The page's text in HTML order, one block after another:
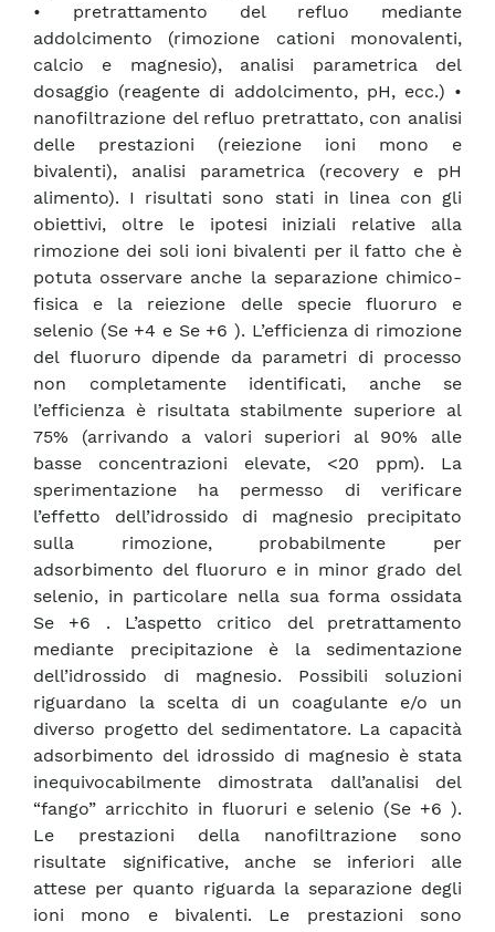
• pretrattamento del refluo mediante
addolcimento (rimozione cationi monovalenti,
calcio e magnesio), analisi parametrica del
dosaggio (reagente di addolcimento, pH, ecc.) •
nanofiltrazione del refluo pretrattato, con analisi
delle prestazioni (reiezione ioni mono e
bivalenti), analisi parametrica (recovery e pH
alimento). I risultati sono stati in linea con gli
obiettivi, oltre le ipotesi iniziali relative alla
rimozione dei soli ioni bivalenti per il fatto che è
potuta osservare anche la separazione chimico-
fisica e la reiezione delle specie fluoruro e
selenio (Se +4 e Se +6 ). L’efficienza di rimozione
del fluoruro dipende da parametri di processo
non completamente identificati, anche se
l’efficienza è risultata stabilmente superiore al
75% (arrivando a valori superiori al 90% alle
basse concentrazioni elevate, <20 ppm). La
sperimentazione ha permesso di verificare
l’effetto dell’idrossido di magnesio precipitato
sulla rimozione, probabilmente per
adsorbimento del fluoruro e in minor grado del
selenio, in particolare nella sua forma ossidata
Se +6 . L’aspetto critico del pretrattamento
mediante precipitazione è la sedimentazione
dell’idrossido di magnesio. Possibili soluzioni
riguardano la scelta di un coagulante e/o un
diverso progetto del sedimentatore. La capacità
adsorbimento del idrossido di magnesio è stata
inequivocabilmente dimostrata dall’analisi del
“fango” arricchito in fluoruri e selenio (Se +6 ).
Le prestazioni della nanofiltrazione sono
risultate significative, anche se inferiori alle
attese per quanto riguarda la separazione degli
ioni mono e bivalenti. Le prestazioni sono